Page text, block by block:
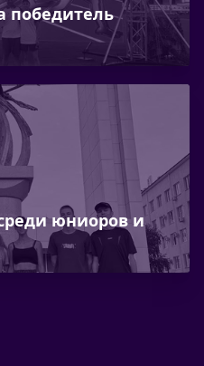
победитель
юниоров и